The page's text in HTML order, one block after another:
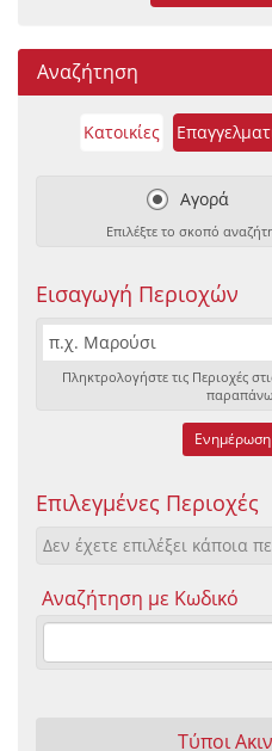
Αναζήτηση
Κατοικίες
Αγορά
Επιλέξτε το σκοπό
Εισαγωγή Περιοχών
Πληκτρολογήστε τις Περιοχές
Επιλεγμένες Περιοχές
Δεν έχετε επιλέξει κάποια
Αναζήτηση με Κωδικό
Τύποι